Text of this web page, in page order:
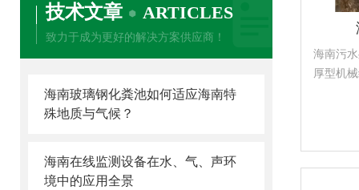
技术文章 ARTICLES
致力于成为更好的解决方案供应商！
海南玻璃钢化粪池如何适应海南特
殊地质与气候？
海南在线监测设备在水、气、声环
境中的应用全景
海南污
厚型机